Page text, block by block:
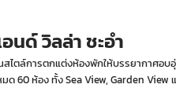
นด์ วิลล่า ชะอำ
ไตล์การตกแต่งห้องพักให้บรรยากาศอบ
60 ห้อง ทั้ง Sea View, Garden